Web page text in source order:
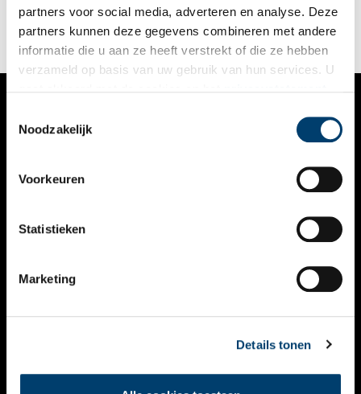
partners voor social media, adverteren en analyse. Deze
partners kunnen deze gegevens combineren met andere
informatie die u aan ze heeft verstrekt of die ze hebben
verzameld op basis van uw gebruik van hun services. U
Noodzakelijk
Voorkeuren
Statistieken
Marketing
Details tonen
VERHALEN
KALENDER
THEMA’S
VIDEO’S
CONTACT